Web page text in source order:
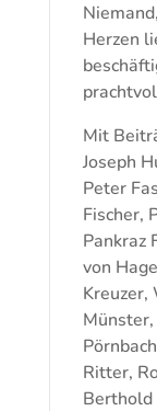
Herzen
Mit
Joseph
Peter
Fischer,
Pankraz
von
Ritter,
Berthold